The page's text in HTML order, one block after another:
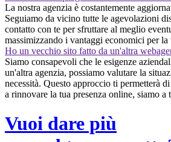
La nostra agenzia è costantemente
Seguiamo da vicino tutte le agevolazioni
contatto con te per sfruttare al meglio
massimizzando i vantaggi economici per la
Ho un vecchio sito fatto da un'altra
Siamo consapevoli che le esigenze
un'altra agenzia, possiamo valutare la
necessità. Questo approccio ti permetterà
a rinnovare la tua presenza online, siamo
Vuoi dare più